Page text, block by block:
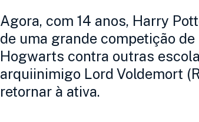
Agora, com 14 anos, Harry
de uma grande competição
Hogwarts contra outras
arquiinimigo Lord Voldemort
retornar à ativa.